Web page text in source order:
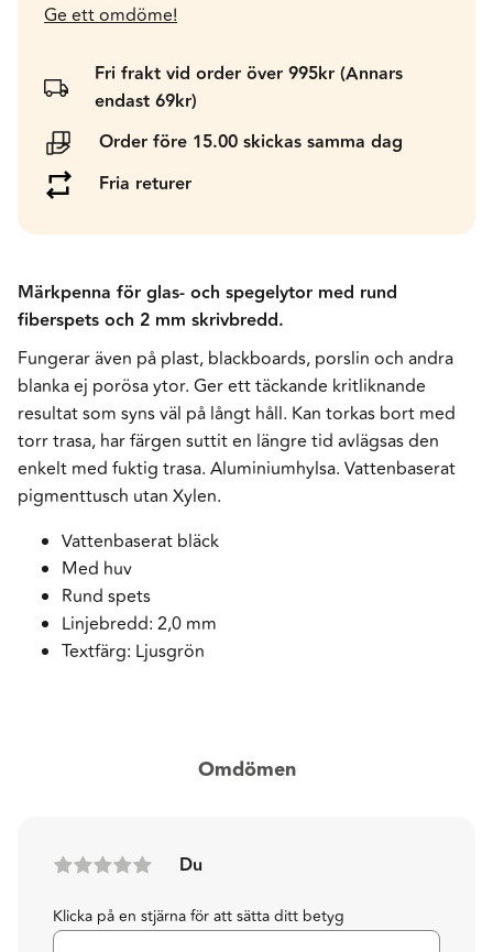
Ge ett omdöme!
Fri frakt vid order över 995kr (Annars
endast 69kr)
Order före 15.00 skickas samma dag
Fria returer
Märkpenna för glas- och spegelytor med rund
fiberspets och 2 mm skrivbredd.
Fungerar även på plast, blackboards, porslin och andra
blanka ej porösa ytor. Ger ett täckande kritliknande
resultat som syns väl på långt håll. Kan torkas bort med
torr trasa, har färgen suttit en längre tid avlägsas den
enkelt med fuktig trasa. Aluminiumhylsa. Vattenbaserat
pigmenttusch utan Xylen.
Vattenbaserat bläck
Med huv
Rund spets
Linjebredd: 2,0 mm
Textfärg: Ljusgrön
Omdömen
Du
Klicka på en stjärna för att sätta ditt betyg